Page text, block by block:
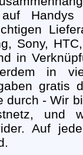
Sony,
in
in
durch - Wir
und
Auf